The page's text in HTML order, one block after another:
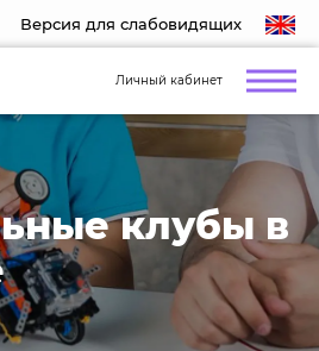
Версия для слабовидящих
Личный кабинет
клубы в